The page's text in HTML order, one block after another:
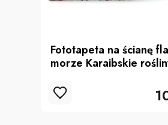
Fototapeta na ścianę
morze Karaibskie